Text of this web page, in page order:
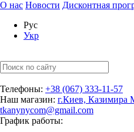
О нас Новости Дисконтная
Рус
Укр
Телефоны: +38 (067) 333-11-57
Наш магазин: г.Киев, Казимира
tkanynycom@gmail.com
График работы: